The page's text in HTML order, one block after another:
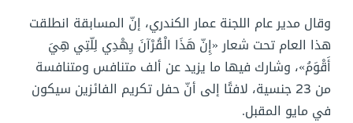
وقال مدير عام اللجنة عمار الكندري، إنّ المسابقة انطلقت
هذا العام تحت شعار «إِنّ هَذَا الْقُرْآنَ يِهْدِي لِلّتِي هِيَ
أَقْوَمُ»، وشارك فيها ما يزيد عن ألف متنافس ومتنافسة
من 23 جنسية، لافتًا إلى أنّ حفل تكريم الفائزين سيكون
في مايو المقبل.